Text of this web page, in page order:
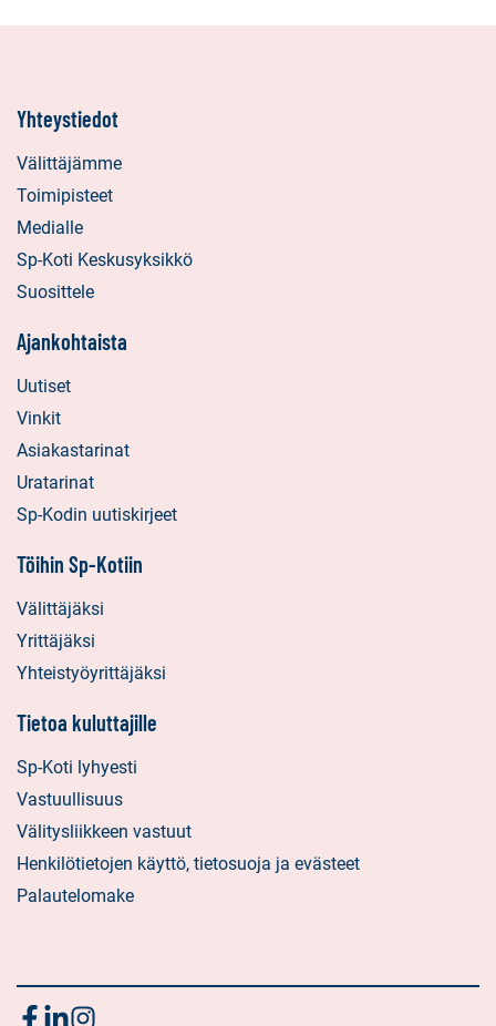
Yhteystiedot
Välittäjämme
Toimipisteet
Medialle
Sp-Koti Keskusyksikkö
Suosittele
Ajankohtaista
Uutiset
Vinkit
Asiakastarinat
Uratarinat
Sp-Kodin uutiskirjeet
Töihin Sp-Kotiin
Välittäjäksi
Yrittäjäksi
Yhteistyöyrittäjäksi
Tietoa kuluttajille
Sp-Koti lyhyesti
Vastuullisuus
Välitysliikkeen vastuut
Henkilötietojen käyttö, tietosuoja ja evästeet
Palautelomake
Sosiaalinen
Sosiaalinen
Sosiaalinen